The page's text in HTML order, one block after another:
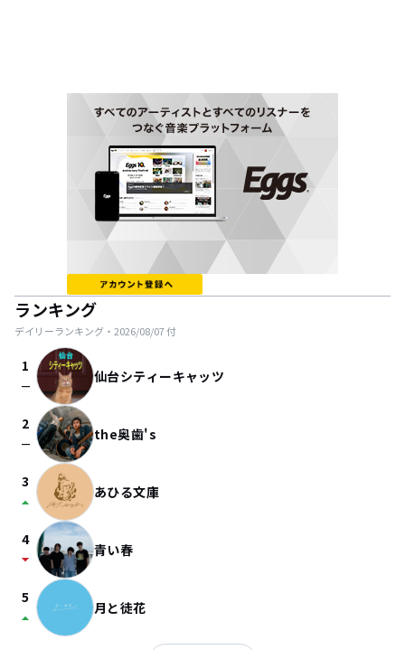
ランキング
デイリーランキング・ 2026/08/07付
1
check_indeterminate_small 仙台シティーキャッツ
2
check_indeterminate_small the奥歯's
3
arrow_drop_up あひる文庫
4
arrow_drop_down 青い春
5
arrow_drop_up 月と徒花